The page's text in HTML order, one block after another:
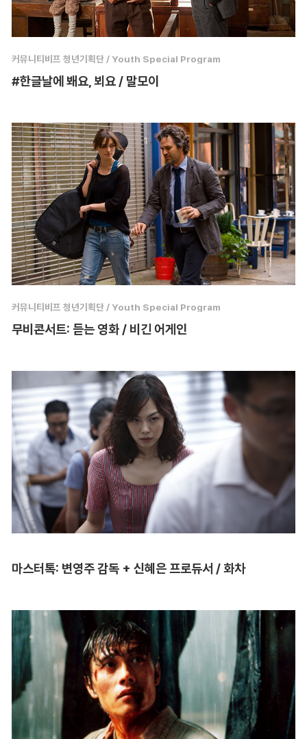
커뮤니티비프 청년기획단 / Youth Special Program
#한글날에 봬요, 뵈요 / 말모이
커뮤니티비프 청년기획단 / Youth Special Program
무비콘서트: 듣는 영화 / 비긴 어게인
마스터톡: 변영주 감독 + 신혜은 프로듀서 / 화차